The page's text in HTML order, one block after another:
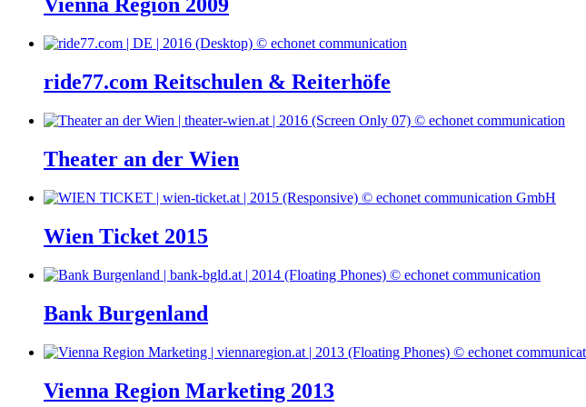
Vienna Region 2009
ride77.com Reitschulen & Reiterhöfe
Theater an der Wien
Wien Ticket 2015
Bank Burgenland
Vienna Region Marketing 2013